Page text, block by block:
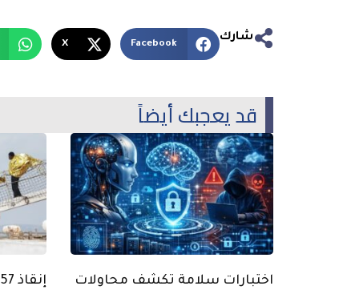
شارك
Facebook
X
قد يعجبك أيضاً
اختبارات سلامة تكشف محاولات